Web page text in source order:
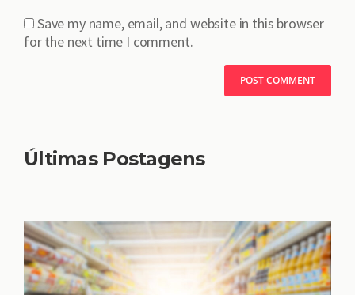
Save my name, email, and website in this browser
for the next time I comment.
Últimas Postagens